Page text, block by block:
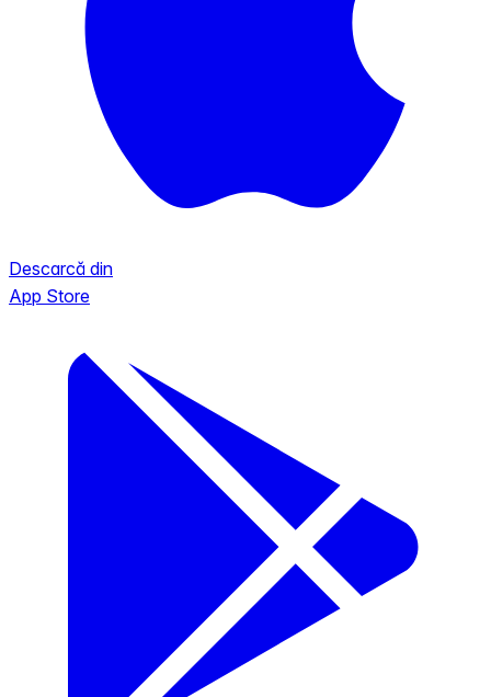
Descarcă din
App Store